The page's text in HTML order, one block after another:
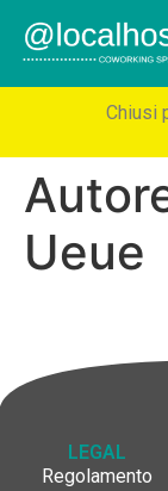
Chiusi
Ueue
LEGAL
Regolamento